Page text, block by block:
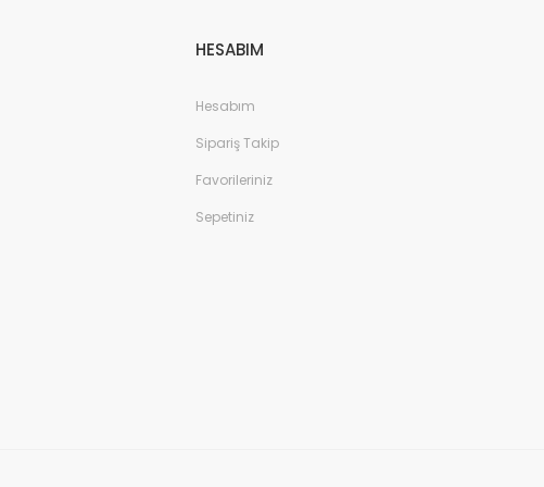
HESABIM
Hesabım
Sipariş Takip
Favorileriniz
Sepetiniz